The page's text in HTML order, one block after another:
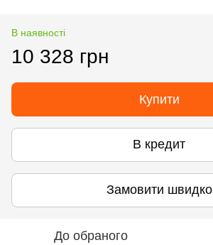
В наявності
10 328 грн
Купити
В кредит
Замовити швидко
До обраного